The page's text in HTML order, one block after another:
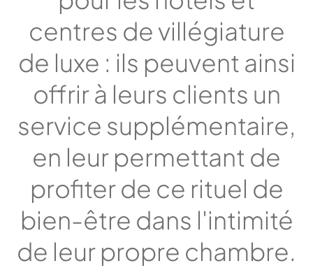
centres de villégiature
de luxe : ils peuvent ainsi
offrir à leurs clients un
service supplémentaire,
en leur permettant de
profiter de ce rituel de
bien-être dans l'intimité
de leur propre chambre.